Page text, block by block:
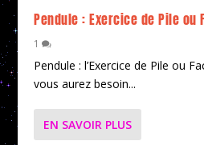
Pendule : Exercice de Pile ou
1
Pendule : l’Exercice de Pile ou
vous aurez besoin...
EN SAVOIR PLUS